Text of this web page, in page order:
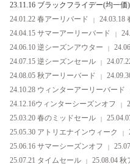
23.11.16 ブラックフライデー(均一価)
24.01.22 春アーリバード
24.03.18
24.04.15 サマーアーリーバード
24.06.10 逆シーズンアウター
24.07.15 逆シーズンセール
24.08.05 秋アーリーバード
24.10.28 ウィンターアーリーバード
24.12.16ウィンターシーズンオフ
25.03.20 春のミッドセール
25.05.30 アトリエナインウィーク
25.06.16 サマーシーズンオフ
25.07.21 タイムセール
25.08.04